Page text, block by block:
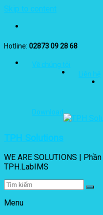
Skip to content
Hotline: 02873 09 28 68
Về chúng tôi
Liên hệ
Download
TPH Solutions
WE ARE SOLUTIONS |
TPH.LabIMS
Menu